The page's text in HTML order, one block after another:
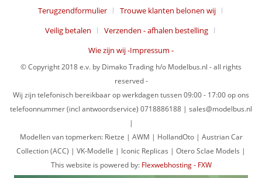
Terugzendformulier
Trouwe klanten belonen wij
Veilig betalen
Verzenden - afhalen bestelling
Wie zijn wij -Impressum -
© Copyright 2018 e.v. by Dimako Trading h/o Modelbus.nl - all rights
reserved -
Wij zijn telefonisch bereikbaar op werkdagen tussen 09:00 - 17:00 op ons
telefoonnummer (incl antwoordservice) 0718886188 | sales@modelbus.nl
|
Modellen van topmerken: Rietze | AWM | HollandOto | Austrian Car
Collection (ACC) | VK-Modelle | Iconic Replicas | Otero Sclae Models |
This website is powered by: Flexwebhosting - FXW